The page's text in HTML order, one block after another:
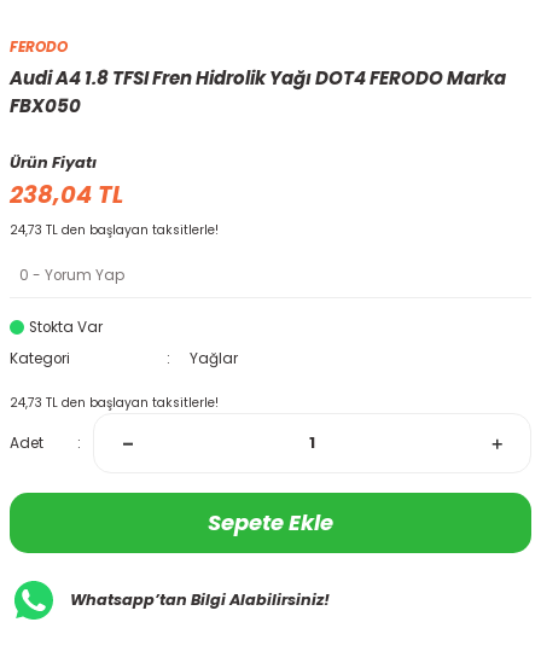
FERODO
Audi A4 1.8 TFSI Fren Hidrolik Yağı DOT4 FERODO Marka
FBX050
Ürün Fiyatı
238,04 TL
24,73 TL den başlayan taksitlerle!
0 - Yorum Yap
Stokta Var
Kategori
Yağlar
24,73 TL den başlayan taksitlerle!
Adet
Sepete Ekle
Whatsapp’tan Bilgi Alabilirsiniz!